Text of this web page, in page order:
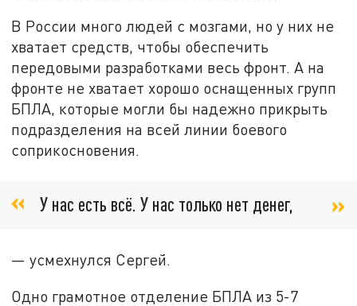
В России много людей с мозгами, но у них не
хватает средств, чтобы обеспечить
передовыми разработками весь фронт. А на
фронте не хватает хорошо оснащенных групп
БПЛА, которые могли бы надежно прикрыть
подразделения на всей линии боевого
соприкосновения.
У нас есть всё. У нас только нет денег,
— усмехнулся Сергей.
Одно грамотное отделение БПЛА из 5-7